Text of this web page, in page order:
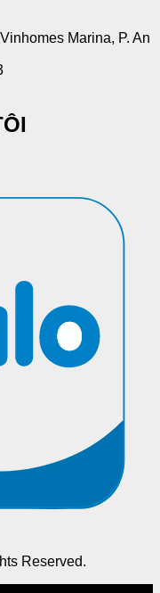
Marina, P. An
Reserved.